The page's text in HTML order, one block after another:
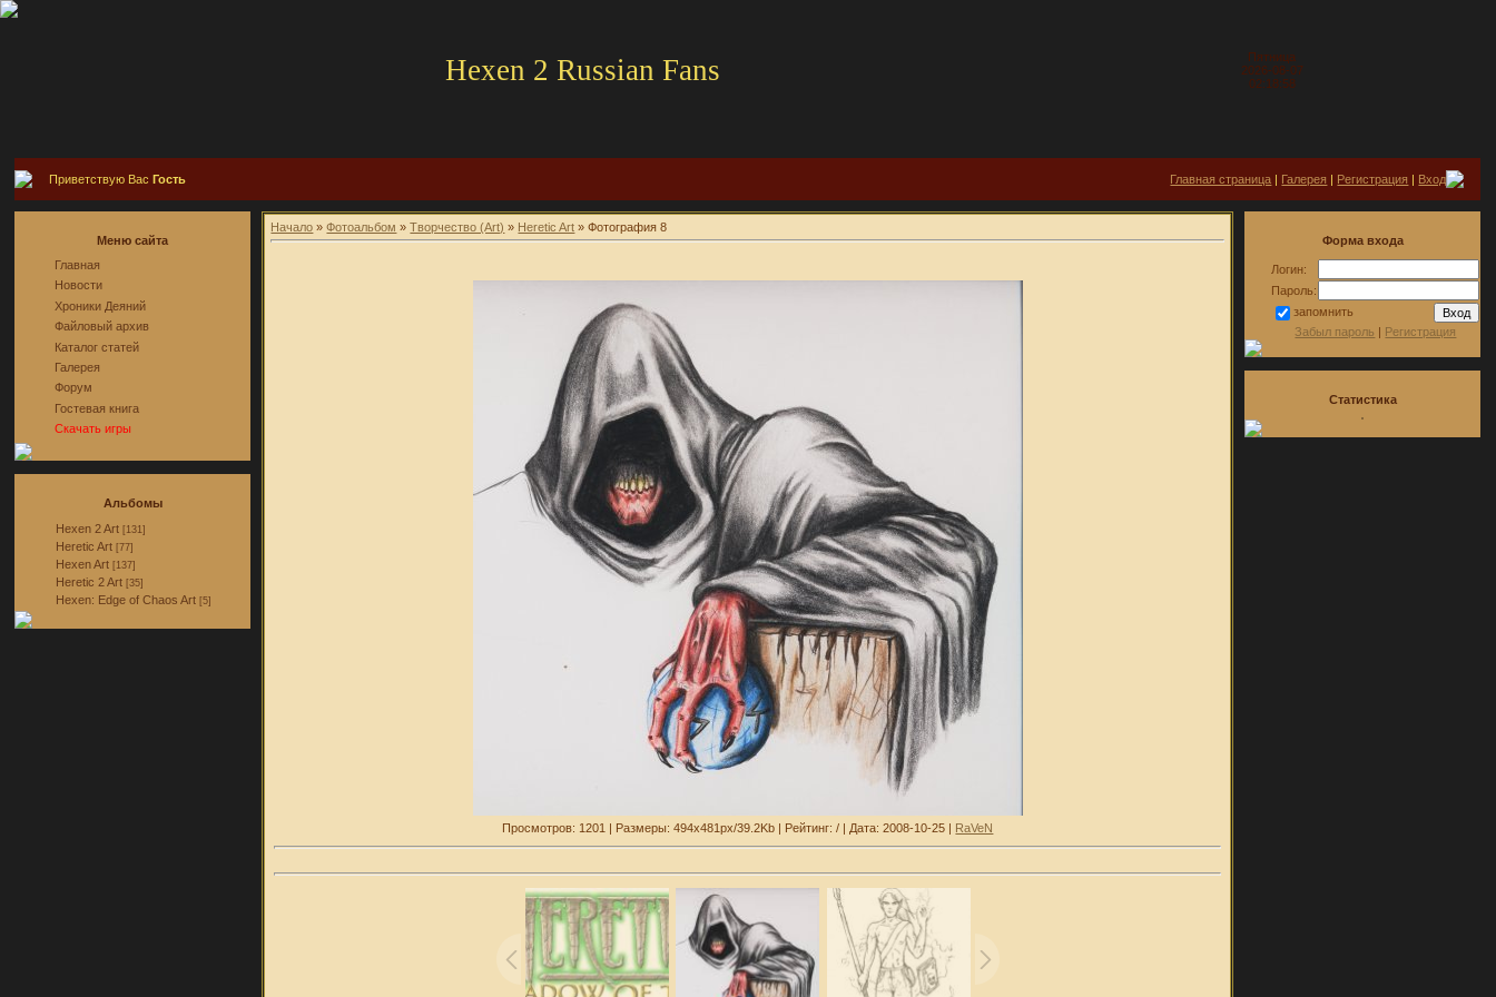
Hexen 2 Russian Fans
Пятница
2026-08-07
02:18:58
Приветствую ВасГость Главная страница | Галерея | Регистрация | Вход
Меню сайта
Главная
Новости
Хроники Деяний
Файловый архив
Каталог статей
Галерея
Форум
Гостевая книга
Скачать игры
Альбомы
Hexen 2 Art [131]
Heretic Art [77]
Hexen Art [137]
Heretic 2 Art [35]
Hexen: Edge of Chaos Art [5]
Начало »Фотоальбом »Творчество (Art) » Heretic Art » Фотография 8
Просмотров: 1201 | Размеры: 494x481px/39.2Kb | Рейтинг: / | Дата: 2008-10-25 | RaVeN
Форма входа
Логин:
Пароль:
запомнить
Забыл пароль | Регистрация
Статистика